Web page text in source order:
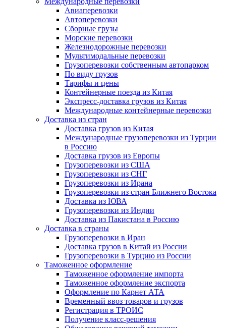
Авиаперевозки
Автоперевозки
Сборные грузы
Морские перевозки
Железнодорожные перевозки
Мультимодальные перевозки
Грузоперевозки собственным автопарком
По виду грузов
Тарифы и цены
Контейнерные поезда из Китая
Экспресс-доставка грузов из Китая
Международные контейнерные перевозки
Доставка из стран
Доставка грузов из Китая
Международные грузоперевозки из Турции
в Россию
Доставка грузов из Европы
Грузоперевозки из США
Грузоперевозки из СНГ
Грузоперевозки из Ирана
Грузоперевозки из стран Ближнего Востока
Доставка из ЮВА
Грузоперевозки из Индии
Доставка из Пакистана в Россию
Доставка в страны
Грузоперевозки в Иран
Доставка грузов в Китай из России
Грузоперевозки в Турцию из России
Таможенное оформление
Таможенное оформление импорта
Таможенное оформление экспорта
Оформление по Карнет АТА
Временный ввоз товаров и грузов
Регистрация в ТРОИС
Получение класс-решения